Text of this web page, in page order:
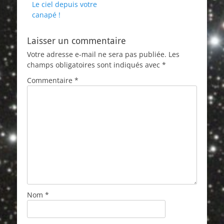
l’article
précédent :
Le ciel depuis votre
canapé !
Laisser un commentaire
Votre adresse e-mail ne sera pas publiée. Les
champs obligatoires sont indiqués avec *
Commentaire *
Nom *